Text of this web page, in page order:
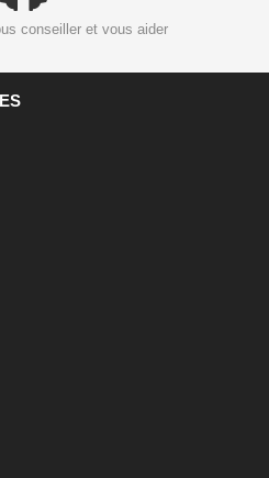
conseiller et vous aider